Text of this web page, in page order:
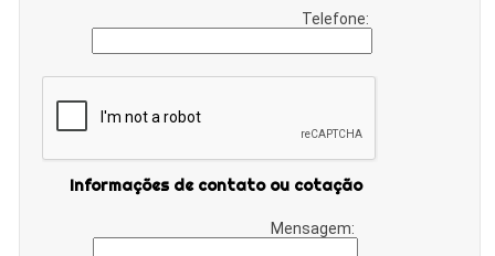
Telefone:
Informações de contato ou cotação
Mensagem: